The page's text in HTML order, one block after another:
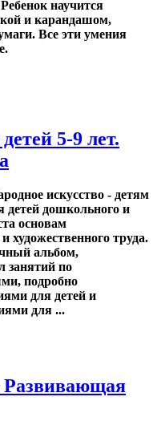
научится
и карандашом,
Все эти умения
5-9 лет.
искусство - детям
детей дошкольного и
основам
художественного труда.
альбом,
занятий по
подробно
для детей и
для ...
Развивающая